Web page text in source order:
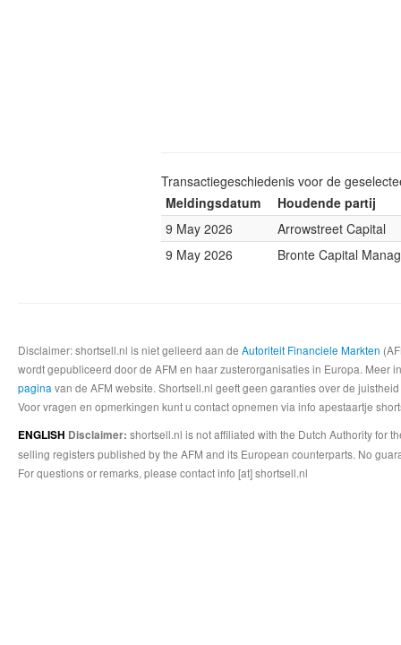
Transactiegeschiedenis voor de
Meldingsdatum
Houdende partij
9 May 2026
Arrowstreet Capital
9 May 2026
Bronte Capital
Disclaimer: shortsell.nl is niet gelieerd aan de Autoriteit Financiele Markten
wordt gepubliceerd door de AFM en haar zusterorganisaties in Europa.
pagina van de AFM website. Shortsell.nl geeft geen garanties over de
Voor vragen en opmerkingen kunt u contact opnemen via info apestaartje
ENGLISH Disclaimer: shortsell.nl is not affiliated with the Dutch Authority for
selling registers published by the AFM and its European counterparts. No
For questions or remarks, please contact info [at] shortsell.nl